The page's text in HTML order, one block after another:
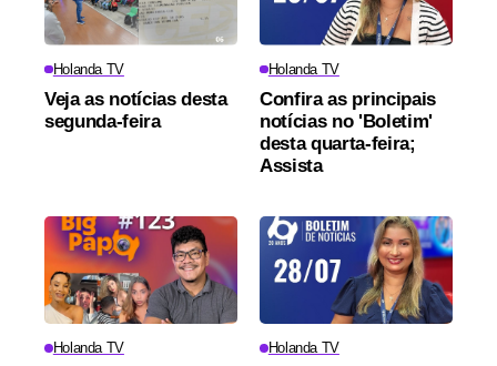
Holanda TV
Veja as notícias desta
segunda-feira
Holanda TV
Confira as principais
notícias no 'Boletim'
desta quarta-feira;
Assista
Holanda TV Holanda TV